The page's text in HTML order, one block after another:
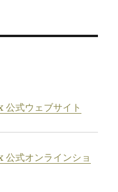
式ウェブサイト
式オンラインショ